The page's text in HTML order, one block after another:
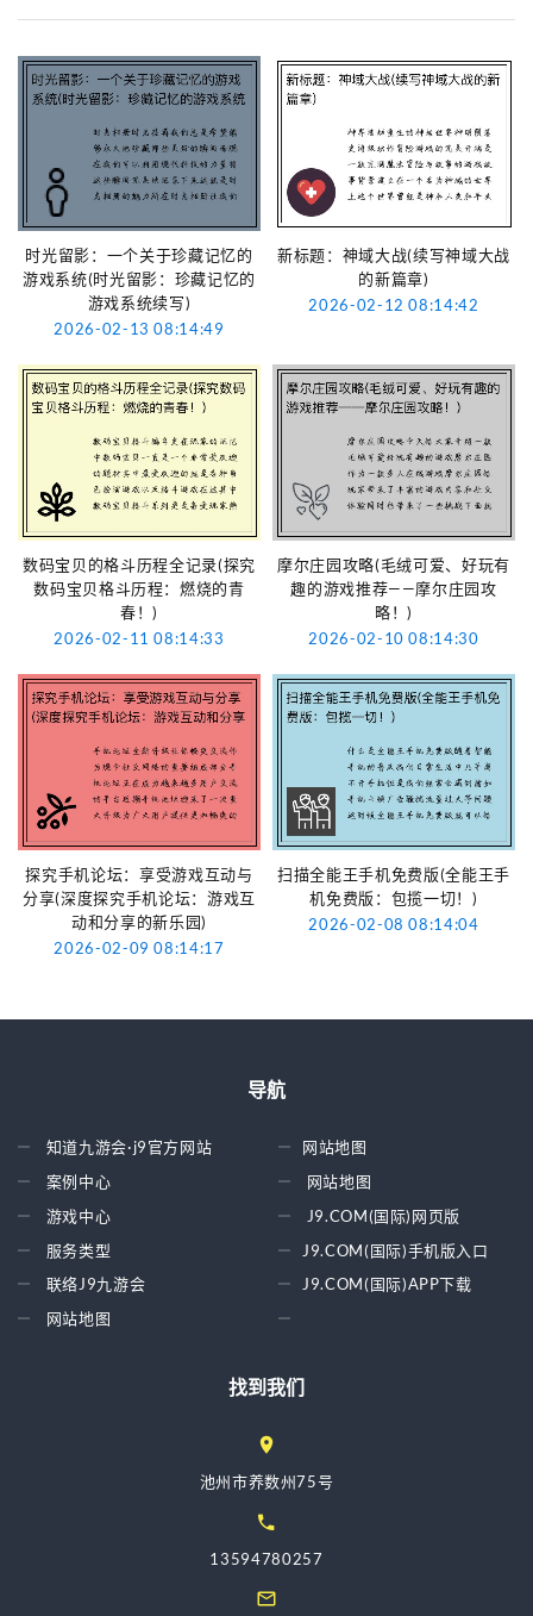
时光留影：一个关于珍藏记忆的
游戏系统(时光留影：珍藏记忆的
游戏系统续写)
2026-02-13 08:14:49
新标题：神域大战(续写神域大战
的新篇章)
2026-02-12 08:14:42
数码宝贝的格斗历程全记录(探究
数码宝贝格斗历程：燃烧的青
春！)
2026-02-11 08:14:33
摩尔庄园攻略(毛绒可爱、好玩有
趣的游戏推荐——摩尔庄园攻
略！)
2026-02-10 08:14:30
探究手机论坛：享受游戏互动与
分享(深度探究手机论坛：游戏互
动和分享的新乐园)
2026-02-09 08:14:17
扫描全能王手机免费版(全能王手
机免费版：包揽一切！)
2026-02-08 08:14:04
导航
知道九游会·j9官方网站
案例中心
游戏中心
服务类型
联络J9九游会
网站地图
网站地图
网站地图
J9.COM(国际)网页版
J9.COM(国际)手机版入口
J9.COM(国际)APP下载
找到我们
池州市养数州75号
13594780257